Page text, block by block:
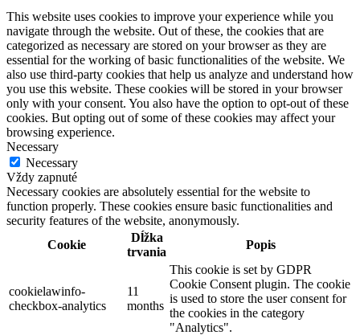
This website uses cookies to improve your experience while you
navigate through the website. Out of these, the cookies that are
categorized as necessary are stored on your browser as they are
essential for the working of basic functionalities of the website. We
also use third-party cookies that help us analyze and understand how
you use this website. These cookies will be stored in your browser
only with your consent. You also have the option to opt-out of these
cookies. But opting out of some of these cookies may affect your
browsing experience.
Necessary
Necessary
Vždy zapnuté
Necessary cookies are absolutely essential for the website to
function properly. These cookies ensure basic functionalities and
security features of the website, anonymously.
Cookie
Dĺžka
trvania
Popis
cookielawinfo-
checkbox-analytics
11
months
This cookie is set by GDPR
Cookie Consent plugin. The cookie
is used to store the user consent for
the cookies in the category
"Analytics".